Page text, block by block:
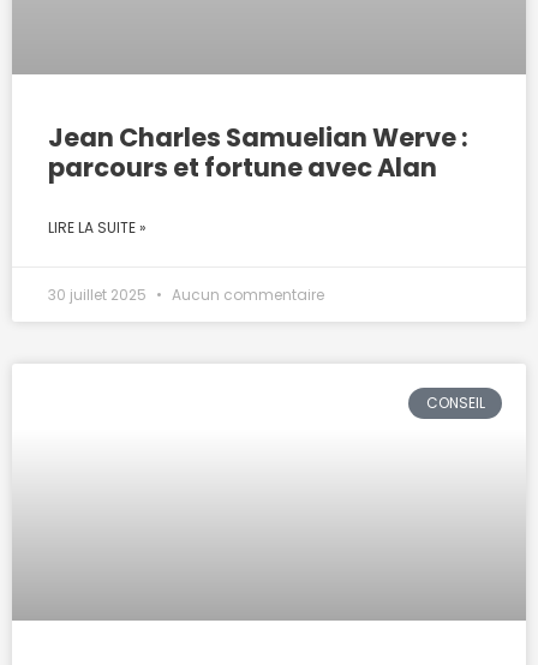
Jean Charles Samuelian Werve :
parcours et fortune avec Alan
LIRE LA SUITE »
30 juillet 2025 Aucun commentaire
CONSEIL